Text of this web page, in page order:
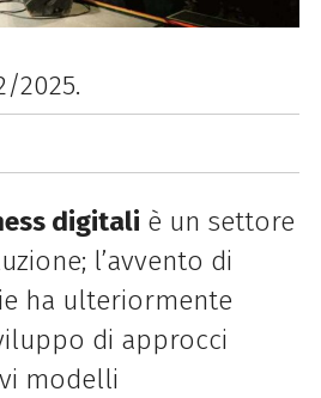
2025.
digitali è un settore
l’avvento di
ha ulteriormente
di approcci
modelli